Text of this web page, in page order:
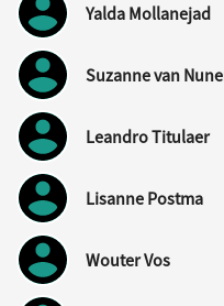
Yalda Mollanejad
Suzanne van
Leandro Titulaer
Lisanne Postma
Wouter Vos